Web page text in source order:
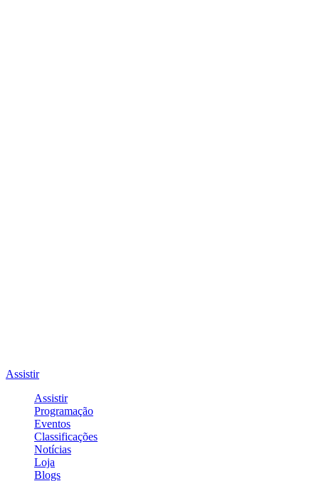
Assistir
Assistir
Programação
Eventos
Classificações
Notícias
Loja
Blogs